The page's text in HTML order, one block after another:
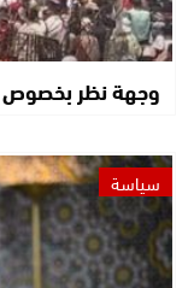
وجهة نظر بخصوص
سياسة